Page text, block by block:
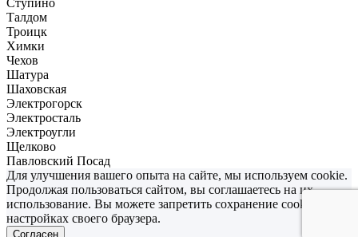
Талдом
Троицк
Химки
Чехов
Шатура
Шаховская
Электрогорск
Электросталь
Электроугли
Щелково
Павловский Посад
Для улучшения вашего опыта на сайте, мы используем cookie.
Продолжая пользоваться сайтом, вы соглашаетесь на их
использование. Вы можете запретить сохранение cookies в
настройках своего браузера.
Согласен